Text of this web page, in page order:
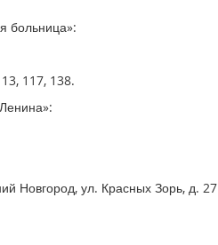
больница»:
117, 138.
Новгород, ул. Красных Зорь, д. 27